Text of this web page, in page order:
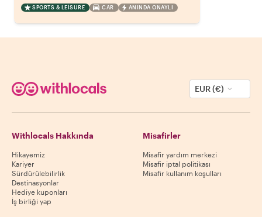
SPORTS & LEISURE CAR ANINDA ONAYLI
EUR (€)
Withlocals Hakkında
Hikayemiz
Kariyer
Sürdürülebilirlik
Destinasyonlar
Hediye kuponları
İş birliği yap
Misafirler
Misafir yardım merkezi
Misafir iptal politikası
Misafir kullanım koşulları